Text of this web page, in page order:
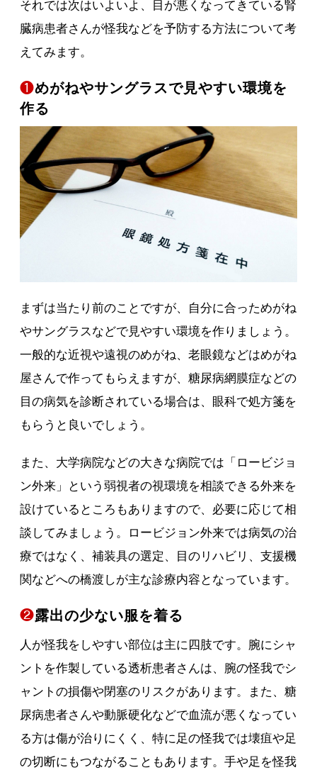
それでは次はいよいよ、目が悪くなってきている腎
臓病患者さんが怪我などを予防する方法について考
えてみます。
❶めがねやサングラスで見やすい環境を
作る
まずは当たり前のことですが、自分に合っためがね
やサングラスなどで見やすい環境を作りましょう。
一般的な近視や遠視のめがね、老眼鏡などはめがね
屋さんで作ってもらえますが、糖尿病網膜症などの
目の病気を診断されている場合は、眼科で処方箋を
もらうと良いでしょう。
また、大学病院などの大きな病院では「ロービジョ
ン外来」という弱視者の視環境を相談できる外来を
設けているところもありますので、必要に応じて相
談してみましょう。ロービジョン外来では病気の治
療ではなく、補装具の選定、目のリハビリ、支援機
関などへの橋渡しが主な診療内容となっています。
❷露出の少ない服を着る
人が怪我をしやすい部位は主に四肢です。腕にシャ
ントを作製している透析患者さんは、腕の怪我でシ
ャントの損傷や閉塞のリスクがあります。また、糖
尿病患者さんや動脈硬化などで血流が悪くなってい
る方は傷が治りにくく、特に足の怪我では壊疽や足
の切断にもつながることもあります。手や足を怪我